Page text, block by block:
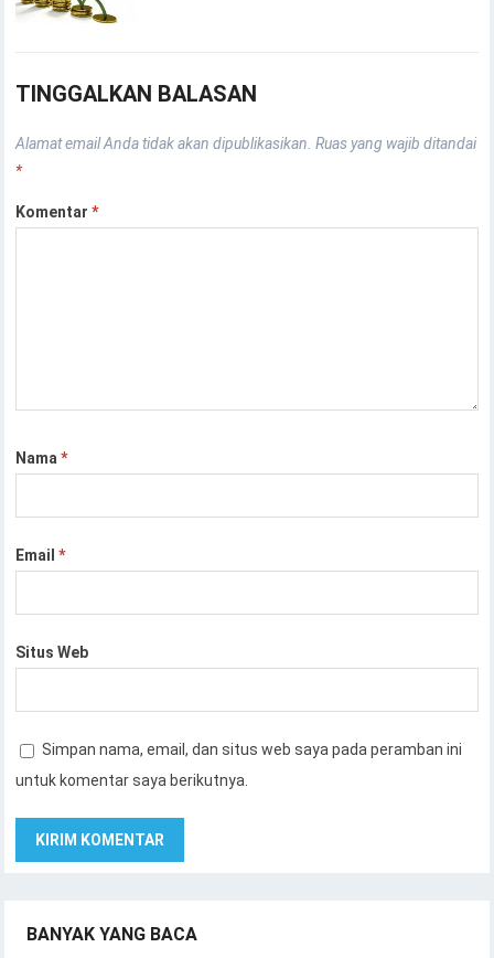
TINGGALKAN BALASAN
Alamat email Anda tidak akan dipublikasikan. Ruas yang wajib ditandai
*
Komentar*
Nama*
Email*
Situs Web
Simpan nama, email, dan situs web saya pada peramban ini
untuk komentar saya berikutnya.
BANYAK YANG BACA